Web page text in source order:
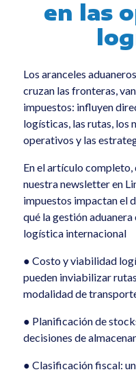
Sem
en las
Los aranceles
cruzan las fronteras,
impuestos: influyen
logísticas, las rutas, los
operativos y las
En el artículo
nuestra newsletter en
impuestos impactan el
qué la gestión aduanera
logística internacional
● Costo y viabilidad
pueden inviabilizar
modalidad de
● Planificación de
decisiones de
● Clasificación fiscal: